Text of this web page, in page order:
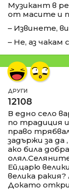
Музикант в
от масите и
– Извинете,
– Не, аз чакам
ДРУГИ
12108
В едно село
по традиция
право
задържи за да
ако била
Ей,царю
велика ракия?
Докато